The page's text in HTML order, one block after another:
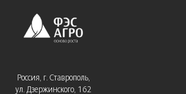
Россия, г. Ставрополь,
ул. Дзержинского, 162